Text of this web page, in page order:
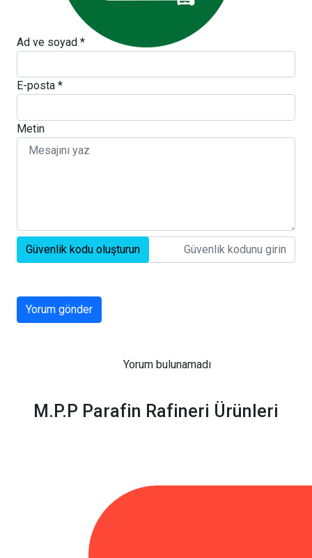
Ad ve soyad *
E-posta *
Metin
Güvenlik kodu oluşturun
Yorum gönder
Yorum bulunamadı
M.P.P Parafin Rafineri Ürünleri